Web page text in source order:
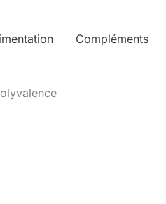
Compléments